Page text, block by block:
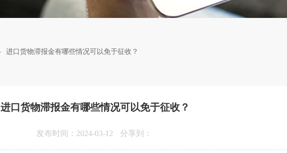
进口货物滞报金有哪些情况可以免于征收？
进口货物滞报金有哪些情况可以免于征收？
发布时间：2024-03-12 分享到：